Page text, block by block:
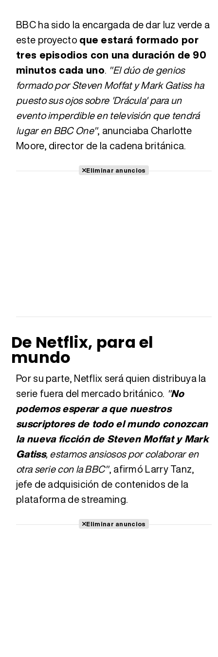
BBC ha sido la encargada de dar luz verde a
este proyecto que estará formado por
tres episodios con una duración de 90
minutos cada uno. "El dúo de genios
formado por Steven Moffat y Mark Gatiss ha
puesto sus ojos sobre 'Drácula' para un
evento imperdible en televisión que tendrá
lugar en BBC One", anunciaba Charlotte
Moore, director de la cadena británica.
Eliminar anuncios
De Netflix, para el
mundo
Por su parte, Netflix será quien distribuya la
serie fuera del mercado británico. "No
podemos esperar a que nuestros
suscriptores de todo el mundo conozcan
la nueva ficción de Steven Moffat y Mark
Gatiss, estamos ansiosos por colaborar en
otra serie con la BBC", afirmó Larry Tanz,
jefe de adquisición de contenidos de la
plataforma de streaming.
Eliminar anuncios